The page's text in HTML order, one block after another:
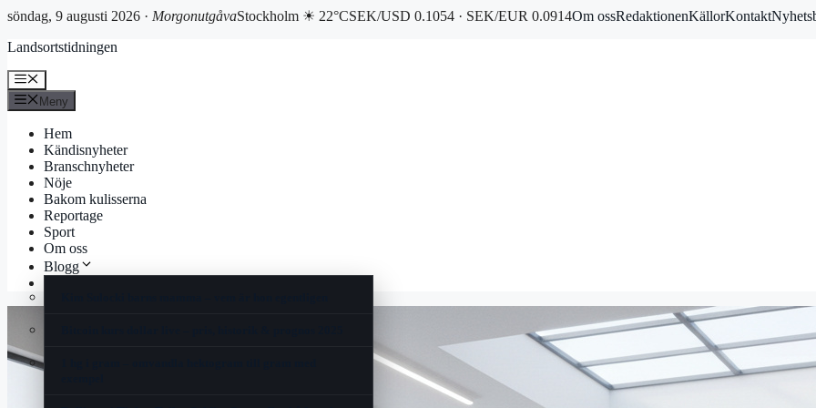
söndag, 9 augusti 2026 · MorgonutgåvaStockholm ☀ 22°CSEK/USD 0.1054 · SEK/EUR 0.0914Om ossRedaktionenKällorKontakt
till
Landsortstidningen
Meny
Meny
Hem
Kändisnyheter
Branschnyheter
Nöje
Bakom kulisserna
Reportage
Sport
Om oss
Blogg